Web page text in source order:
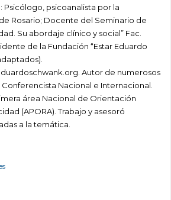
Psicólogo, psicoanalista por la
Rosario; Docente del Seminario de
Su abordaje clínico y social” Fac.
de la Fundación “Estar Eduardo
Autor de numerosos
Nacional e Internacional.
área Nacional de Orientación
(APORA). Trabajo y asesoró
a la temática.